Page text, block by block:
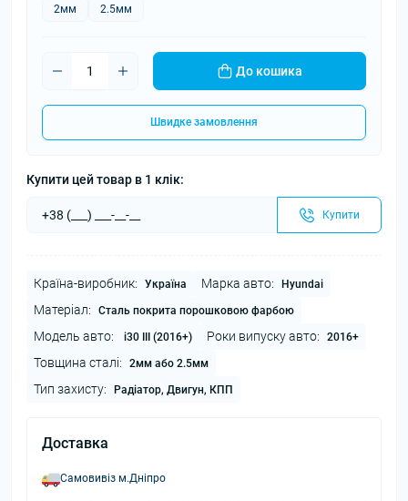
2мм 2.5мм
До кошика
Швидке замовлення
Купити цей товар в 1 клік:
Купити
Країна-виробник: Україна Марка авто: Hyundai
Матеріал: Сталь покрита порошковою фарбою
Модель авто: i30 III (2016+) Роки випуску авто: 2016+
Товщина сталі: 2мм або 2.5мм
Тип захисту: Радіатор, Двигун, КПП
Доставка
Самовивіз м.Дніпро